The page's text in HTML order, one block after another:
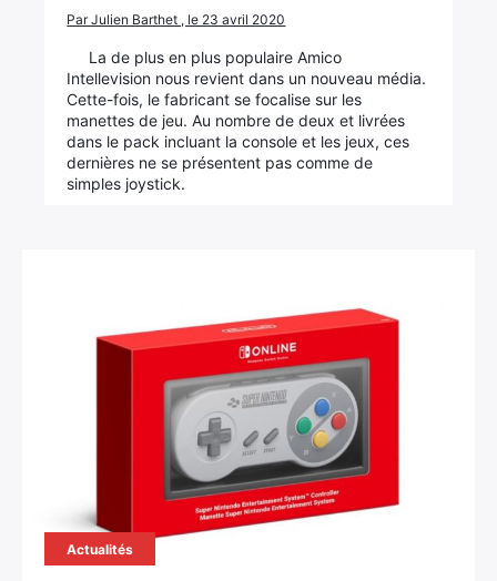
Par Julien Barthet , le 23 avril 2020
La de plus en plus populaire Amico
Intellevision nous revient dans un nouveau média.
Cette-fois, le fabricant se focalise sur les
manettes de jeu. Au nombre de deux et livrées
dans le pack incluant la console et les jeux, ces
dernières ne se présentent pas comme de
simples joystick.
Actualités